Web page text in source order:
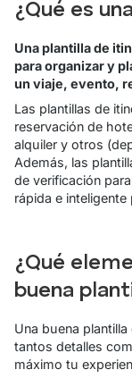
¿Qué es
Una plantilla de
para organizar y
un viaje, evento,
Las plantillas de
reservación de
alquiler y otros
Además, las
de verificación
rápida e inteligente
¿Qué
buena
Una buena
tantos detalles
máximo tu